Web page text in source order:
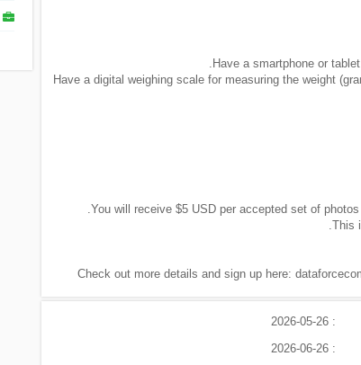
• Have a digital weighing scale for measuring the weight
You will receive $5 USD per accepted set of
This
Check out more details and sign up here:
: 2026-05-26
: 2026-06-26